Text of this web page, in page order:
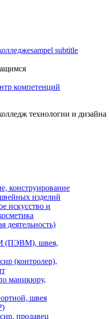
конструирование
изделий
искусство и
деятельность)
(ПЭВМ), швея,
(контролер),
маникюру,
швея
продавец
sampel subtitle
компетенций
технологии и дизайна